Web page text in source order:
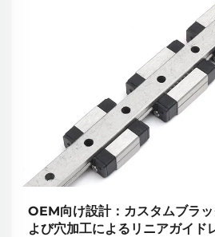
OEM向け設計：カスタムブラ
よび穴加工によるリニアガイド